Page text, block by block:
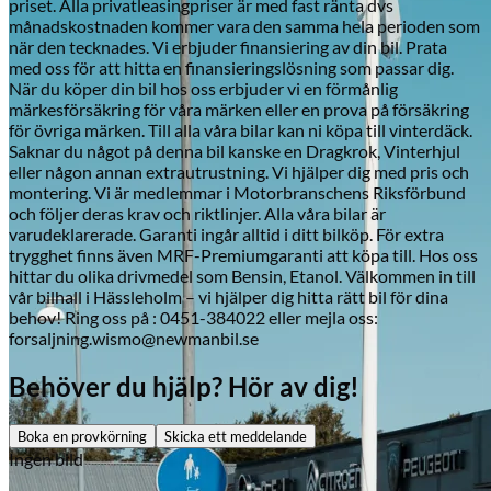
priset. Alla privatleasingpriser är med fast ränta dvs
månadskostnaden kommer vara den samma hela perioden som
när den tecknades. Vi erbjuder finansiering av din bil. Prata
med oss för att hitta en finansieringslösning som passar dig.
När du köper din bil hos oss erbjuder vi en förmånlig
märkesförsäkring för våra märken eller en prova på försäkring
för övriga märken. Till alla våra bilar kan ni köpa till vinterdäck.
Saknar du något på denna bil kanske en Dragkrok, Vinterhjul
eller någon annan extrautrustning. Vi hjälper dig med pris och
montering. Vi är medlemmar i Motorbranschens Riksförbund
och följer deras krav och riktlinjer. Alla våra bilar är
varudeklarerade. Garanti ingår alltid i ditt bilköp. För extra
trygghet finns även MRF-Premiumgaranti att köpa till. Hos oss
hittar du olika drivmedel som Bensin, Etanol. Välkommen in till
vår bilhall i Hässleholm – vi hjälper dig hitta rätt bil för dina
behov! Ring oss på : 0451-384022 eller mejla oss:
forsaljning.wismo@newmanbil.se
Behöver du hjälp? Hör av dig!
Boka en provkörning Skicka ett meddelande
Ingen bild